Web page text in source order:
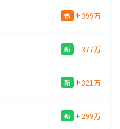
热 399万
新 377万
新 321万
新 299万